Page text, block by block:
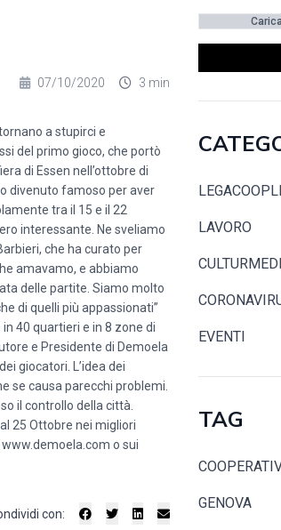
07/10/2020 3 min
a stupirci e
del primo gioco, che portò
di Essen nell’ottobre di
divenuto famoso per aver
tra il 15 e il 22
interessante. Ne sveliamo
che ha curato per
amavamo, e abbiamo
delle partite. Siamo molto
di quelli più appassionati”
in 40 quartieri e in 8 zone di
e Presidente di Demoela
giocatori. L’idea dei
se causa parecchi problemi.
il controllo della città.
25 Ottobre nei migliori
www.demoela.com o sui
con:
LAVORO
EVENTI
TAG
GENOVA